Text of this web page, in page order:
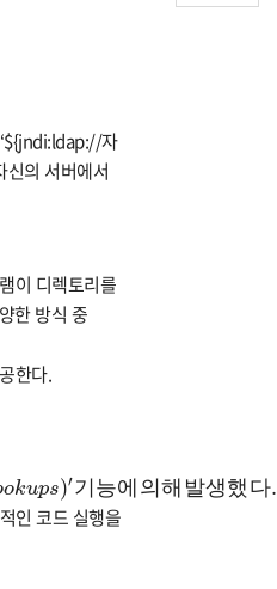
자
신의 서버에서
이 디렉토리를
한 방식 중
한다.
okups)′기 능에 의 해 발생했 다.
s) 능에의 해발생했다.해당문
인 코드 실행을